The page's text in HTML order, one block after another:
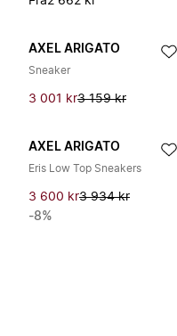
AXEL ARIGATO
Sneaker
3 001 kr3 159 kr
AXEL ARIGATO
Eris Low Top Sneakers
3 600 kr3 934 kr
-8%